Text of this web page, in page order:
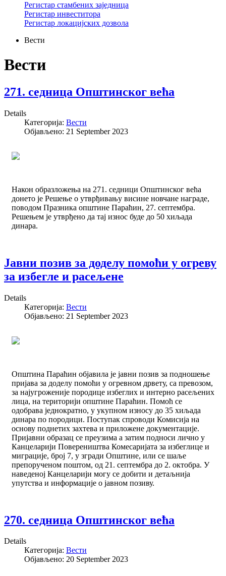
Регистар стамбених заједница
Регистар инвеститора
Регистар локацијских дозвола
Вести
Вести
271. седница Општинског већа
Details
Категорија: Вести
Објављено: 21 September 2023
Након образложења на 271. седници Општинског већа
донето је Решење о утврђивању висине новчане награде,
поводом Празника општине Параћин, 27. септембра.
Решењем је утврђено да тај износ буде до 50 хиљада
динара.
Јавни позив за доделу помоћи у огреву
за избегле и расељене
Details
Категорија: Вести
Објављено: 21 September 2023
Општина Параћин објавила је јавни позив за подношење
пријава за доделу помоћи у огревном дрвету, са превозом,
за најугроженије породице избеглих и интерно расељених
лица, на територији општине Параћин. Помоћ се
одобрава једнократно, у укупном износу до 35 хиљада
динара по породици. Поступак спроводи Комисија на
основу поднетих захтева и приложене документације.
Пријавни образац се преузима а затим подноси лично у
Канцеларији Повереништва Комесаријата за избеглице и
миграције, број 7, у згради Општине, или се шаље
препорученом поштом, од 21. септембра до 2. октобра. У
наведеној Канцеларији могу се добити и детаљнија
упутства и информације о јавном позиву.
270. седница Општинског већа
Details
Категорија: Вести
Објављено: 20 September 2023